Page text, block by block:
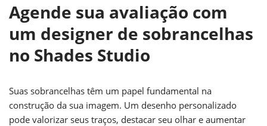
Agende sua avaliação com
um designer de sobrancelhas
no Shades Studio
Suas sobrancelhas têm um papel fundamental na
construção da sua imagem. Um desenho personalizado
pode valorizar seus traços, destacar seu olhar e aumentar